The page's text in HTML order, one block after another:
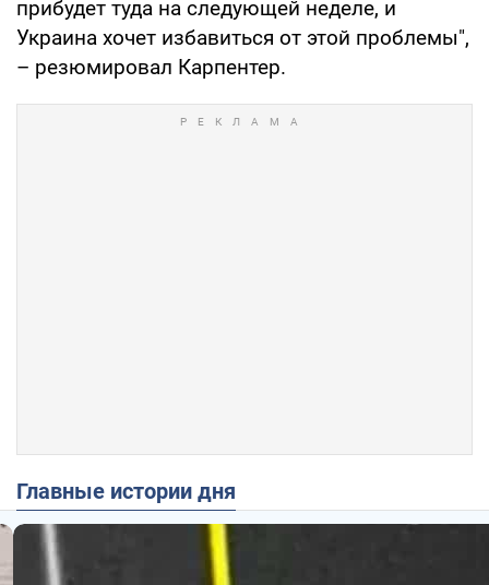
прибудет туда на следующей неделе, и
Украина хочет избавиться от этой проблемы",
– резюмировал Карпентер.
Главные истории дня